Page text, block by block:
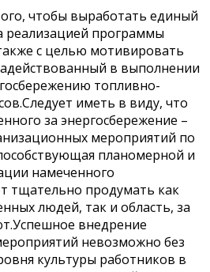
чтобы выработать единый
реализацией программы
с целью мотивировать
в выполнении
топливно-
иметь в виду, что
за энергосбережение –
мероприятий по
планомерной и
намеченного
тщательно продумать как
людей, так и область, за
внедрение
невозможно без
культуры работников в